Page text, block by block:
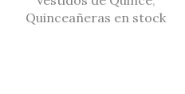
Quinceañeras en stock